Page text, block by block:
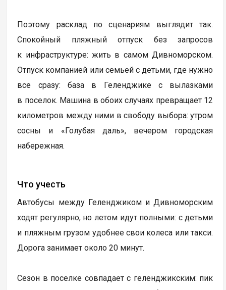
Поэтому расклад по сценариям выглядит так.
Спокойный пляжный отпуск без запросов
к инфраструктуре: жить в самом Дивноморском.
Отпуск компанией или семьей с детьми, где нужно
все сразу: база в Геленджике с вылазками
в поселок. Машина в обоих случаях превращает 12
километров между ними в свободу выбора: утром
сосны и «Голубая даль», вечером городская
набережная.
Что учесть
Автобусы между Геленджиком и Дивноморским
ходят регулярно, но летом идут полными: с детьми
и пляжным грузом удобнее свои колеса или такси.
Дорога занимает около 20 минут.
Сезон в поселке совпадает с геленджикским: пик